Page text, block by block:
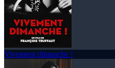
Vivement dimanche !